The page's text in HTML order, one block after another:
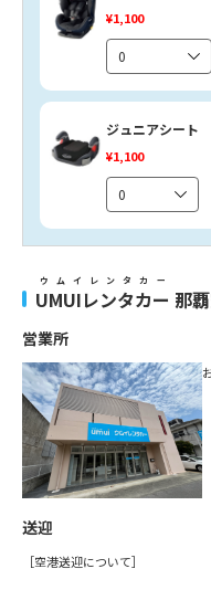
¥1,100
ジュニアシート
¥1,100
UMUIレンタカー
ウムイレンタカー
那
営業所
送迎
［空港送迎について］